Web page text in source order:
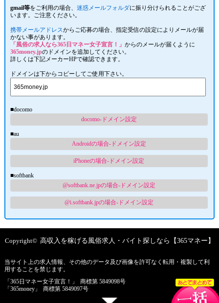
gmail等をご利用の場合、 迷惑メールフォルダに振り分けられることがござ
います。ご注意ください。
携帯メールアドレスからご応募の場合、指定受信の設定によりメールが届
かない事があります。
「風俗の求人なら365日マネー女子宣言！」 からのメールが届くように
365money.jpのドメインを追加してください。
詳しくは下記メーカーHPで確認できます。
ドメインは下からコピーしてご使用下さい。
■docomo
docomo-ドメイン設定
■au
Androidの場合-ドメイン設定
iPhoneの場合-ドメイン設定
■softbank
@softbank.ne.jpの場合-ドメイン設定
@i.softbank.jpの場合-ドメイン設定
Copyright© 高収入を稼げる風俗求人・バイト探しなら【365マネー】
当サイト上の求人情報、その他のデータ及び画像を許可なく転用・複製して利
用することを禁じます。
「365日マネー女子宣言！」
商標第 5849098号
「365money」
商標第 5849097号